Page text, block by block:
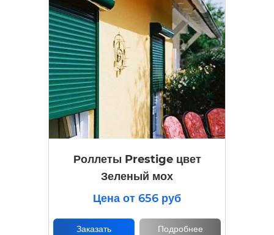
Роллеты Prestige цвет
Зеленый мох
Цена от 656 руб
Заказать Подробнее